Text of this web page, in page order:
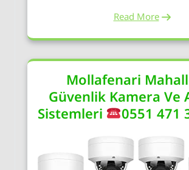
Read More
Mollafenari
Güvenlik Kamera Ve
Sistemleri
0551 471